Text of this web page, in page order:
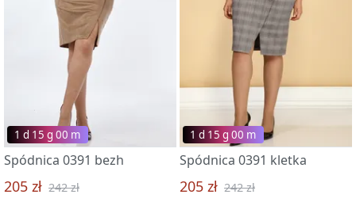
1 d 15 g 00 m
Spódnica 0391 bezh
205 zł 242 zł
1 d 15 g 00 m
Spódnica 0391 kletka
205 zł 242 zł